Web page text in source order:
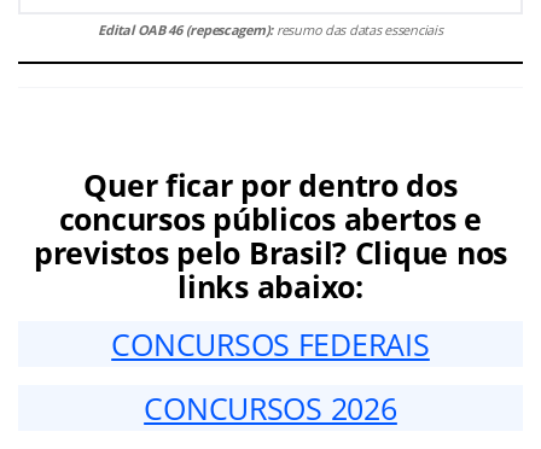
Edital OAB 46 (repescagem):resumo das datas essenciais
Quer ficar por dentro dos
concursos públicos abertos e
previstos pelo Brasil? Clique nos
links abaixo:
CONCURSOS FEDERAIS
CONCURSOS 2026